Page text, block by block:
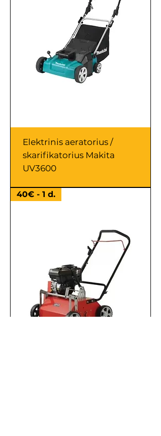
Elektrinis aeratorius /
skarifikatorius Makita
UV3600
40€ - 1 d.